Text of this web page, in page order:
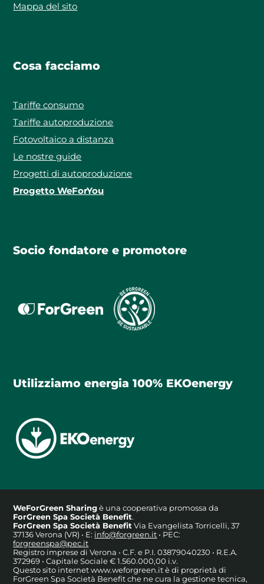
Mappa del sito
Cosa facciamo
Tariffe consumo
Tariffe autoproduzione
Fotovoltaico a distanza
Le nostre guide
Progetti di autoproduzione
Progetto WeForYou
Socio fondatore e promotore
Utilizziamo energia 100% EKOenergy
WeForGreen Sharingè una cooperativa promossa da
ForGreen Spa Società Benefit.
ForGreen Spa Società BenefitVia Evangelista Torricelli, 37
37136 Verona (VR) • E: info@forgreen.it • PEC:
forgreenspa@pec.it
Registro imprese di Verona • C.F. e P.I. 03879040230 • R.E.A.
372969 • Capitale Sociale € 1.560.000,00 i.v.
Questo sito internet www.weforgreen.it è di proprietà di
ForGreen Spa Società Benefit che ne cura la gestione tecnica,